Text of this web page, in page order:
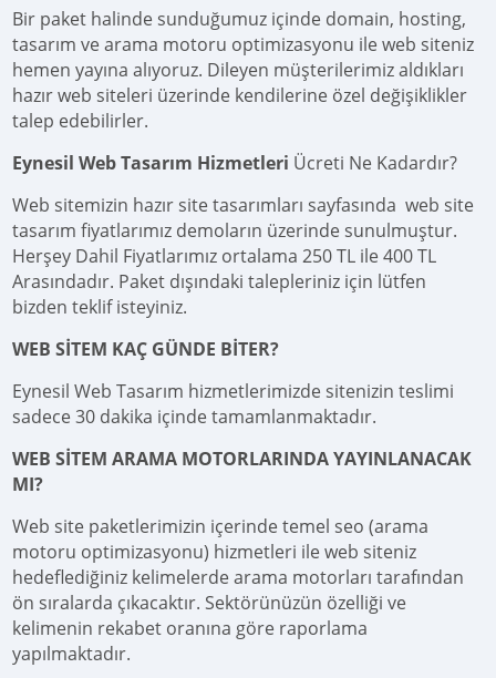
Bir paket halinde sunduğumuz içinde domain, hosting,
tasarım ve arama motoru optimizasyonu ile web siteniz
hemen yayına alıyoruz. Dileyen müşterilerimiz aldıkları
hazır web siteleri üzerinde kendilerine özel değişiklikler
talep edebilirler.
Eynesil Web Tasarım Hizmetleri Ücreti Ne Kadardır?
Web sitemizin hazır site tasarımları sayfasında web site
tasarım fiyatlarımız demoların üzerinde sunulmuştur.
Herşey Dahil Fiyatlarımız ortalama 250 TL ile 400 TL
Arasındadır. Paket dışındaki talepleriniz için lütfen
bizden teklif isteyiniz.
WEB SİTEM KAÇ GÜNDE BİTER?
Eynesil Web Tasarım hizmetlerimizde sitenizin teslimi
sadece 30 dakika içinde tamamlanmaktadır.
WEB SİTEM ARAMA MOTORLARINDA YAYINLANACAK
MI?
Web site paketlerimizin içerinde temel seo (arama
motoru optimizasyonu) hizmetleri ile web siteniz
hedeflediğiniz kelimelerde arama motorları tarafından
ön sıralarda çıkacaktır. Sektörünüzün özelliği ve
kelimenin rekabet oranına göre raporlama
yapılmaktadır.